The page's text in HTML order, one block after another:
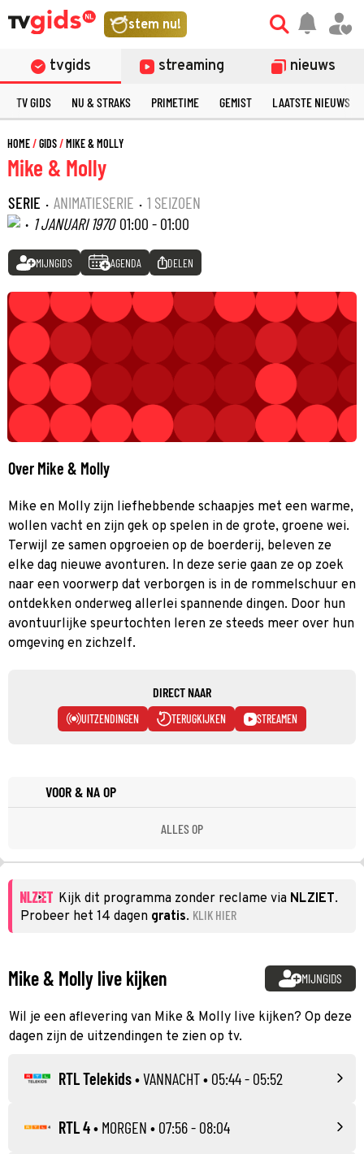
stem nu!
tvgids streaming nieuws
TV GIDS NU & STRAKS PRIMETIME GEMIST LAATSTE NIEUWS
HOME GIDS MIKE & MOLLY
Mike & Molly
SERIE · ANIMATIESERIE · 1 SEIZOEN
· 1 JANUARI 1970 01:00 - 01:00
MIJNGIDS AGENDA DELEN
Over Mike & Molly
Mike en Molly zijn liefhebbende schaapjes met een warme,
wollen vacht en zijn gek op spelen in de grote, groene wei.
Terwijl ze samen opgroeien op de boerderij, beleven ze
elke dag nieuwe avonturen. In deze serie gaan ze op zoek
naar een voorwerp dat verborgen is in de rommelschuur en
ontdekken onderweg allerlei spannende dingen. Door hun
avontuurlijke speurtochten leren ze steeds meer over hun
omgeving en zichzelf.
DIRECT NAAR
UITZENDINGEN TERUGKIJKEN STREAMEN
VOOR & NA OP
ALLES OP
Kijk dit programma zonder reclame via NLZIET.
Probeer het 14 dagen gratis. KLIK HIER
Mike & Molly live kijken MIJNGIDS
Wil je een aflevering van Mike & Molly live kijken? Op deze
dagen zijn de uitzendingen te zien op tv.
RTL Telekids•VANNACHT• 05:44 - 05:52
RTL 4• MORGEN • 07:56 - 08:04